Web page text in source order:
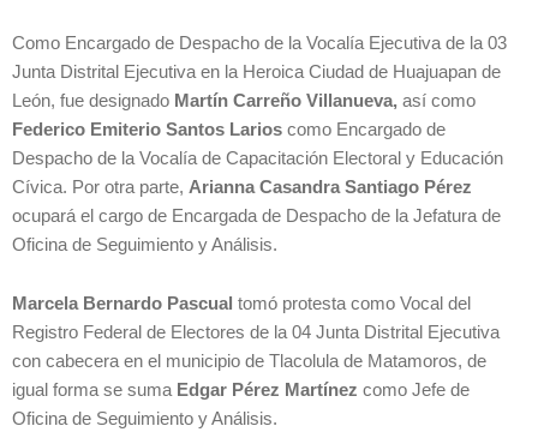
Como Encargado de Despacho de la Vocalía Ejecutiva de la 03
Junta Distrital Ejecutiva en la Heroica Ciudad de Huajuapan de
León, fue designado Martín Carreño Villanueva, así como
Federico Emiterio Santos Larios como Encargado de
Despacho de la Vocalía de Capacitación Electoral y Educación
Cívica. Por otra parte, Arianna Casandra Santiago Pérez
ocupará el cargo de Encargada de Despacho de la Jefatura de
Oficina de Seguimiento y Análisis.
Marcela Bernardo Pascual tomó protesta como Vocal del
Registro Federal de Electores de la 04 Junta Distrital Ejecutiva
con cabecera en el municipio de Tlacolula de Matamoros, de
igual forma se suma Edgar Pérez Martínez como Jefe de
Oficina de Seguimiento y Análisis.